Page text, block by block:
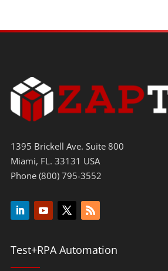
1395 Brickell Ave. Suite 800
Miami, FL. 33131 USA
Phone (800) 795-3552
Test+RPA Automation